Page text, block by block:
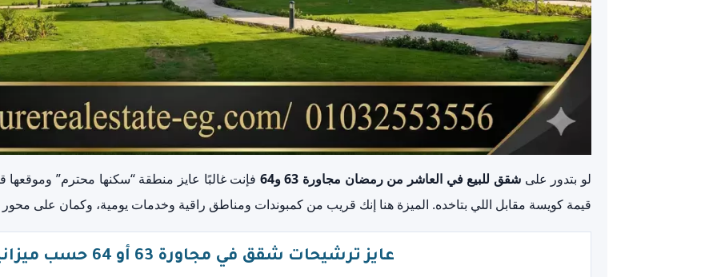
لو بتدور على شقق للبيع في العاشر من رمضان مجاورة 63 و64
فإنت غالبًا عايز منطقة “سكنها محترم”
قيمة كويسة مقابل اللي بتاخده. الميزة هنا إنك قريب من كمبوندات ومناطق راقية وخدمات يومية، وكمان على
عايز ترشيحات شقق في مجاورة 63 أو 64 حسب ميزانيتك؟